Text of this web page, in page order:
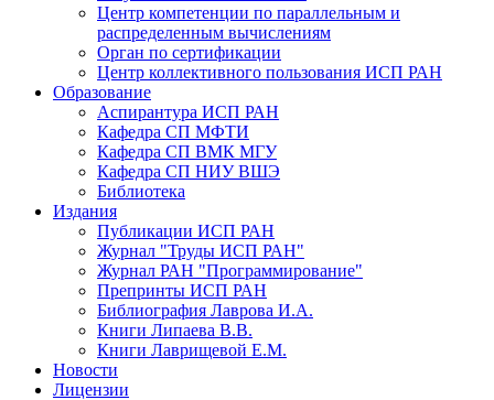
Центр компетенции по параллельным и
распределенным вычислениям
Орган по сертификации
Центр коллективного пользования ИСП РАН
Образование
Аспирантура ИСП РАН
Кафедра СП МФТИ
Кафедра СП ВМК МГУ
Кафедра СП НИУ ВШЭ
Библиотека
Издания
Публикации ИСП РАН
Журнал "Труды ИСП РАН"
Журнал РАН "Программирование"
Препринты ИСП РАН
Библиография Лаврова И.А.
Книги Липаева В.В.
Книги Лаврищевой Е.М.
Новости
Лицензии